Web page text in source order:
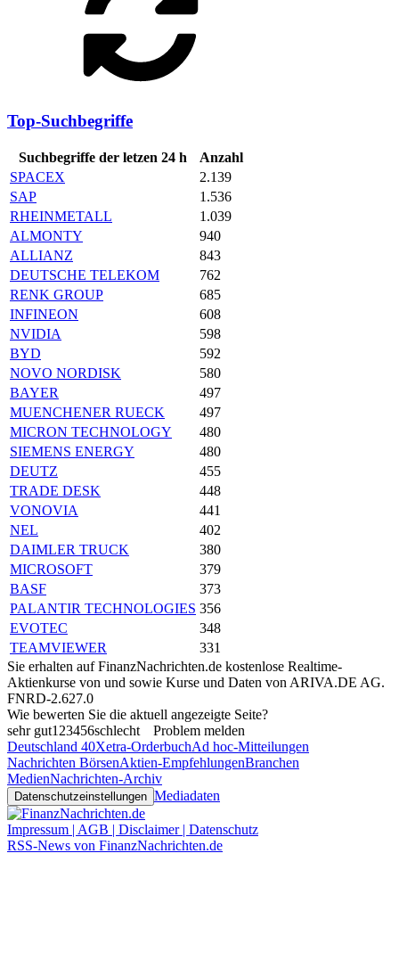
Top-Suchbegriffe
Suchbegriffe der letzen 24 h
Anzahl
SPACEX
2.139
SAP
1.536
RHEINMETALL
1.039
ALMONTY
940
ALLIANZ
843
DEUTSCHE TELEKOM
762
RENK GROUP
685
INFINEON
608
NVIDIA
598
BYD
592
NOVO NORDISK
580
BAYER
497
MUENCHENER RUECK
497
MICRON TECHNOLOGY
480
SIEMENS ENERGY
480
DEUTZ
455
TRADE DESK
448
VONOVIA
441
NEL
402
DAIMLER TRUCK
380
MICROSOFT
379
BASF
373
PALANTIR TECHNOLOGIES 356
EVOTEC
348
TEAMVIEWER
331
Sie erhalten auf FinanzNachrichten.de kostenlose Realtime-
Aktienkurse von und sowie Kurse und Daten von ARIVA.DE AG.
FNRD-2.627.0
Wie bewerten Sie die aktuell angezeigte Seite?
sehr gut1 23456schlecht
Problem melden
Deutschland 40Xetra-OrderbuchAd hoc-Mitteilungen
Nachrichten BörsenAktien-EmpfehlungenBranchen
MedienNachrichten-Archiv
Datenschutzeinstellungen Mediadaten
Impressum | AGB | Disclaimer | Datenschutz
RSS-News von FinanzNachrichten.de